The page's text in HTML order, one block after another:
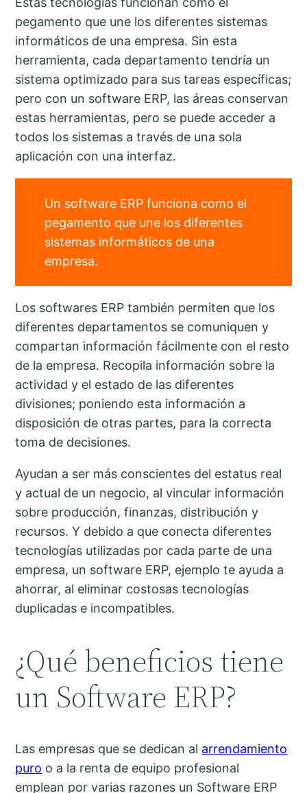
pegamento que une los diferentes sistemas
informáticos de una empresa. Sin esta
herramienta, cada departamento tendría un
sistema optimizado para sus tareas específicas;
pero con un software ERP, las áreas conservan
estas herramientas, pero se puede acceder a
todos los sistemas a través de una sola
aplicación con una interfaz.
Un software ERP funciona como el
pegamento que une los diferentes
sistemas informáticos de una
empresa.
Los softwares ERP también permiten que los
diferentes departamentos se comuniquen y
compartan información fácilmente con el resto
de la empresa. Recopila información sobre la
actividad y el estado de las diferentes
divisiones; poniendo esta información a
disposición de otras partes, para la correcta
toma de decisiones.
Ayudan a ser más conscientes del estatus real
y actual de un negocio, al vincular información
sobre producción, finanzas, distribución y
recursos. Y debido a que conecta diferentes
tecnologías utilizadas por cada parte de una
empresa, un software ERP, ejemplo te ayuda a
ahorrar, al eliminar costosas tecnologías
duplicadas e incompatibles.
¿Qué beneficios tiene
un Software ERP?
Las empresas que se dedican al arrendamiento
puro o a la renta de equipo profesional
emplean por varias razones un Software ERP